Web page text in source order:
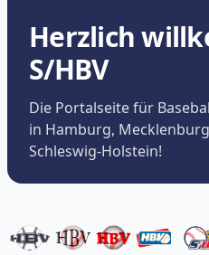
Herzlich
S/HBV
Die Portalseite für
in Hamburg,
Schleswig-Holstein!